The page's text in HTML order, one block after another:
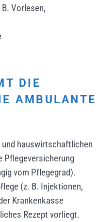
Vorlesen,
DIE
AMBULANTE
hauswirtschaftlichen
Pflegeversicherung
vom Pflegegrad).
(z. B. Injektionen,
Krankenkasse
Rezept vorliegt.